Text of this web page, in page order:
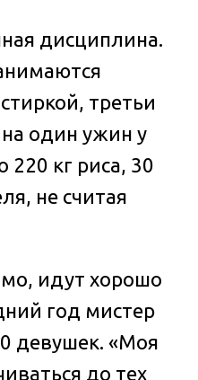
дисциплина.
третьи
один ужин у
220 кг риса, 30
не считая
идут хорошо
год мистер
девушек. «Моя
до тех